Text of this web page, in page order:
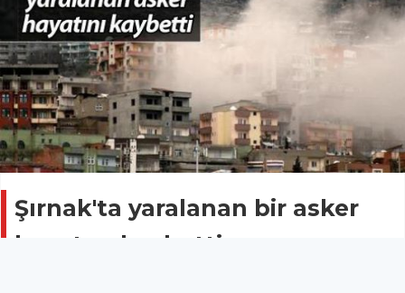
Şırnak'ta yaralanan bir asker
hayatını kaybetti